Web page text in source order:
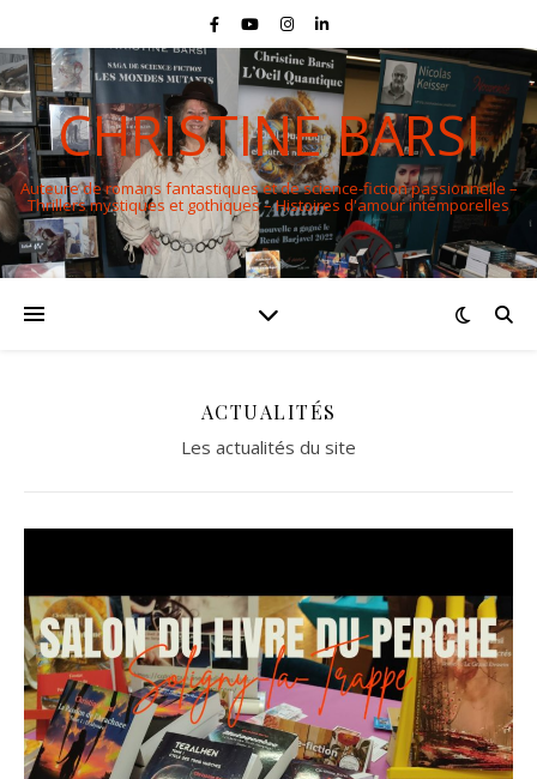
CHRISTINE BARSI
Auteure de romans fantastiques et de science-fiction passionnelle –
Thrillers mystiques et gothiques – Histoires d'amour intemporelles
ACTUALITÉS
Les actualités du site